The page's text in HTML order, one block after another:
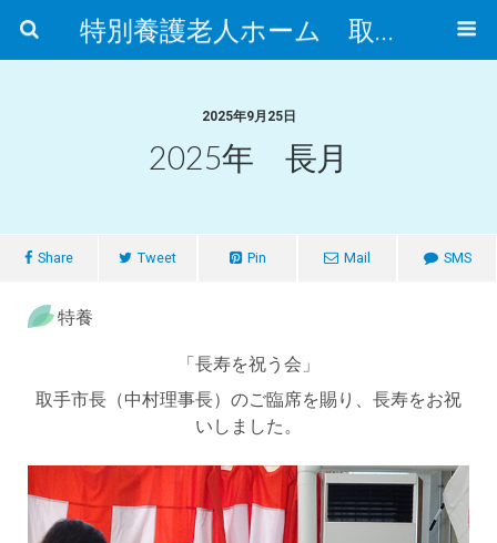
特別養護老人ホーム 取手市ふれあいの郷
2025年9月25日
2025年 長月
Share Tweet Pin Mail SMS
特養
「長寿を祝う会」
取手市長（中村理事長）のご臨席を賜り、長寿をお祝
いしました。